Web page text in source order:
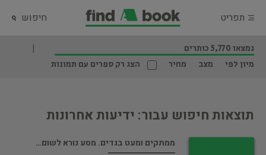
תפריט חיפוש
נמצאו 5,770 כותרים
מיון לפי
מצב מחיר הצג רק ספרים עם תמונות
תוצאות חיפוש עבור: ידיעות אחרונות
ממתקים ומעט בגדים. מסע נורא לשום…